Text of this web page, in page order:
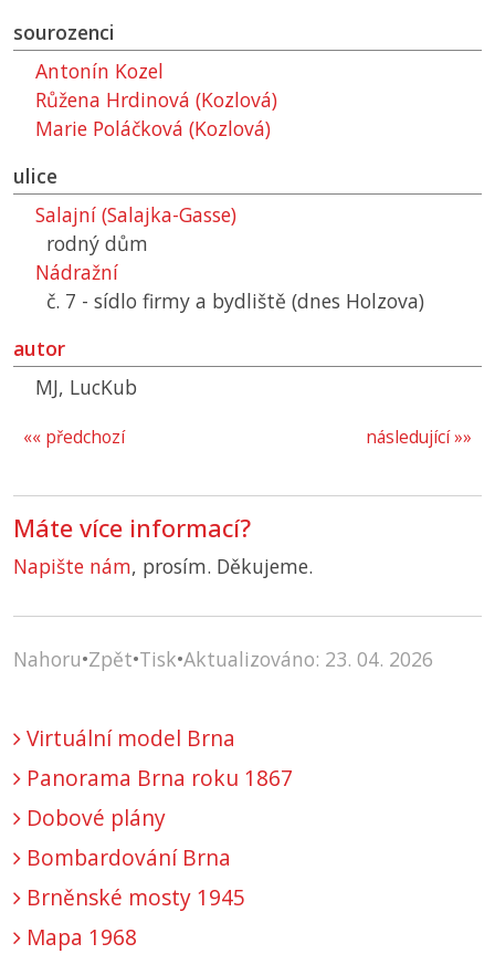
sourozenci
Antonín Kozel
Růžena Hrdinová (Kozlová)
Marie Poláčková (Kozlová)
ulice
Salajní (Salajka-Gasse)
rodný dům
Nádražní
č. 7 - sídlo firmy a bydliště (dnes Holzova)
autor
MJ, LucKub
následující »»
«« předchozí
Máte více informací?
Napište nám, prosím. Děkujeme.
Nahoru•Zpět•Tisk•Aktualizováno: 23. 04. 2026
Virtuální model Brna
Panorama Brna roku 1867
Dobové plány
Bombardování Brna
Brněnské mosty 1945
Mapa 1968